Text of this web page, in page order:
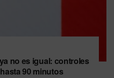
no es igual: controles
90 minutos